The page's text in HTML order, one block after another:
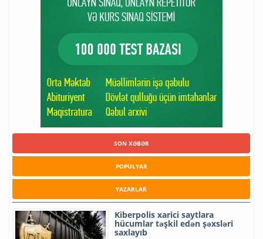
SON XƏBƏR
POPULYAR
YAZARLAR
Kiberpolis xarici saytlara
hücumlar təşkil edən şəxsləri
saxlayıb